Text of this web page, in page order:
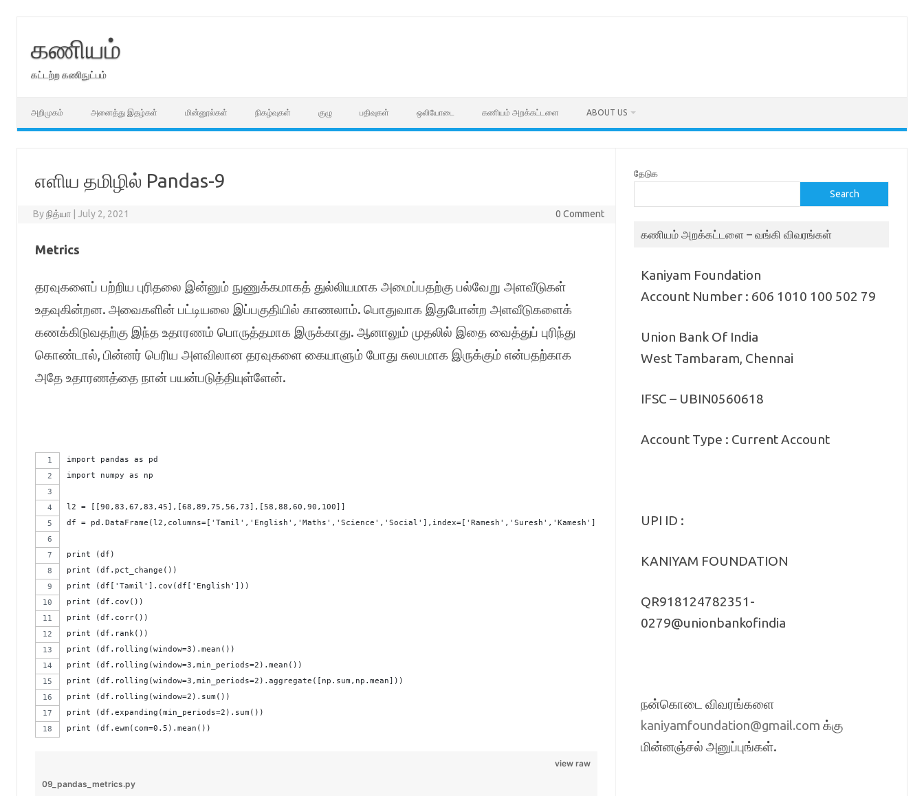
கணியம்
கட்டற்ற கணிநுட்பம்
அறிமுகம் அனைத்து இதழ்கள் மின்னூல்கள் நிகழ்வுகள் குழு பதிவுகள் ஒலியோடை கணியம் அறக்கட்டளை ABOUT US
எளிய தமிழில் Pandas-9
Byநித்யா July 2, 2021 0 Comment
Metrics
தரவுகளைப் பற்றிய புரிதலை இன்னும் நுணுக்கமாகத் துல்லியமாக அமைப்பதற்கு பல்வேறு அளவீடுகள்
உதவுகின்றன. அவைகளின் பட்டியலை இப்பகுதியில் காணலாம். பொதுவாக இதுபோன்ற அளவீடுகளைக்
கணக்கிடுவதற்கு இந்த உதாரணம் பொருத்தமாக இருக்காது. ஆனாலும் முதலில் இதை வைத்துப் புரிந்து
கொண்டால், பின்னர் பெரிய அளவிலான தரவுகளை கையாளும் போது சுலபமாக இருக்கும் என்பதற்காக
அதே உதாரணத்தை நான் பயன்படுத்தியுள்ளேன்.
import pandas as pd
import numpy as np
l2 = [[90,83,67,83,45],[68,89,75,56,73],[58,88,60,90,100]]
df = pd.DataFrame(l2,columns=['Tamil','English','Maths','Science','Social'],index=['Ramesh','Suresh','Kamesh'],dtype='int32')
print (df)
print (df.pct_change())
print (df['Tamil'].cov(df['English']))
print (df.cov())
print (df.corr())
print (df.rank())
print (df.rolling(window=3).mean())
print (df.rolling(window=3,min_periods=2).mean())
print (df.rolling(window=3,min_periods=2).aggregate([np.sum,np.mean]))
print (df.rolling(window=2).sum())
print (df.expanding(min_periods=2).sum())
print (df.ewm(com=0.5).mean())
view raw
09_pandas_metrics.py
தேடுக
Search
கணியம் அறக்கட்டளை – வங்கி விவரங்கள்
Kaniyam Foundation
Account Number : 606 1010 100 502 79
Union Bank Of India
West Tambaram, Chennai
IFSC – UBIN0560618
Account Type : Current Account
UPI ID :
KANIYAM FOUNDATION
QR918124782351-
0279@unionbankofindia
நன்கொடை விவரங்களை
kaniyamfoundation@gmail.com க்கு
மின்னஞ்சல் அனுப்புங்கள்.